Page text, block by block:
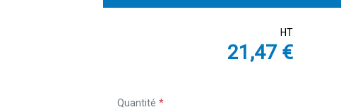
HT
21,47 €
Quantité